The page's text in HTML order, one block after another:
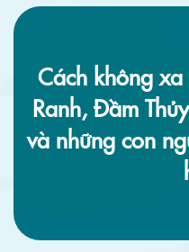
Cách không
Ranh, Đầm
và những con